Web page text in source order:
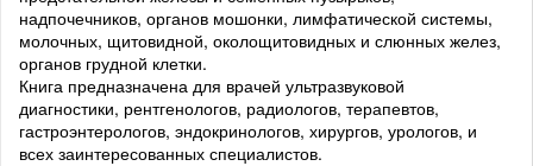
надпочечников, органов мошонки, лимфатической системы,
молочных, щитовидной, околощитовидных и слюнных желез,
органов грудной клетки.
Книга предназначена для врачей ультразвуковой
диагностики, рентгенологов, радиологов, терапевтов,
гастроэнтерологов, эндокринологов, хирургов, урологов, и
всех заинтересованных специалистов.